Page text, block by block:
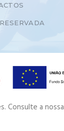
Consulte a nossa